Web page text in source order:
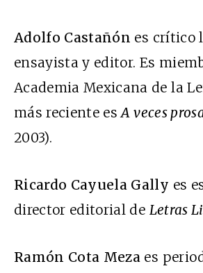
Adolfo Castañón es crítico
ensayista y editor. Es
Academia Mexicana de la
más reciente esA veces
2003).
Ricardo Cayuela Gally es
director editorial de Letras
Ramón Cota Meza es